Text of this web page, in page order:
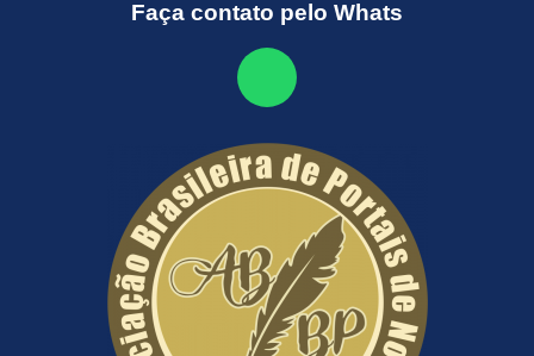
Faça contato pelo Whats